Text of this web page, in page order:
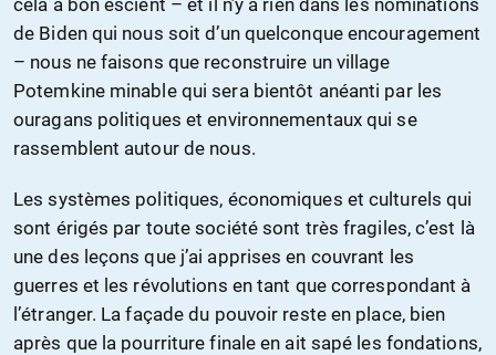
cela à bon escient – et il n’y a rien dans les nominations
de Biden qui nous soit d’un quelconque encouragement
– nous ne faisons que reconstruire un village
Potemkine minable qui sera bientôt anéanti par les
ouragans politiques et environnementaux qui se
rassemblent autour de nous.
Les systèmes politiques, économiques et culturels qui
sont érigés par toute société sont très fragiles, c’est là
une des leçons que j’ai apprises en couvrant les
guerres et les révolutions en tant que correspondant à
l’étranger. La façade du pouvoir reste en place, bien
après que la pourriture finale en ait sapé les fondations,